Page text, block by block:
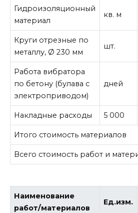
Гидроизоляционный
материал
кв. м
Круги отрезные по
металлу, Ø 230 мм
шт.
Работа вибратора
по бетону (булава с
электроприводом)
дней
Накладные расходы 5 000
Итого стоимость материалов
Всего стоимость работ и
Наименование
работ/материалов
Ед.изм.